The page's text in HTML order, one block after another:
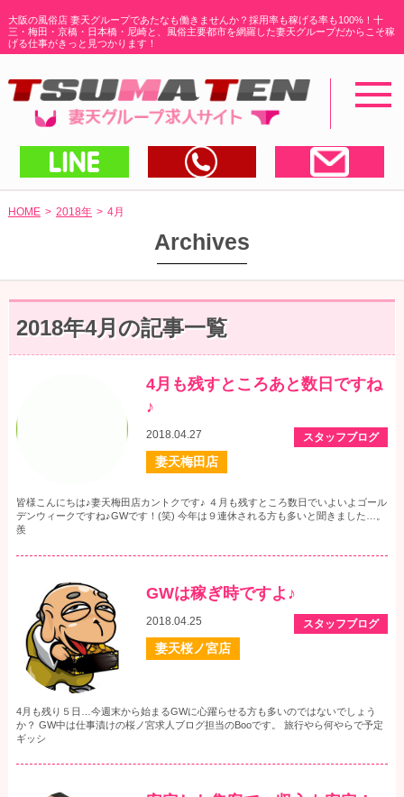
大阪の風俗店 妻天グループであたなも働きませんか？採用率も稼げる率も100%！十
三・梅田・京橋・日本橋・尼崎と、 風俗主要都市を網羅した妻天グループだからこそ稼
げる仕事がきっと見つかります！
toggle
HOME 2018年 4月
Archives
2018年4月 の記事一覧
4月も残すところあと数日ですね
♪
2018.04.27 スタッフブログ
妻天梅田店
皆様こんにちは♪妻天梅田店カントクです♪ ４月も残すところ数日でいよいよゴール
デンウィークですね♪GWです！(笑) 今年は９連休される方も多いと聞きました…。
羨
GWは稼ぎ時ですよ♪
2018.04.25 スタッフブログ
妻天桜ノ宮店
4月も残り５日…今週末から始まるGWに心躍らせる方も多いのではないでしょう
か？ GW中は仕事漬けの桜ノ宮求人ブログ担当のBooです。 旅行やら何やらで予定
ギッシ